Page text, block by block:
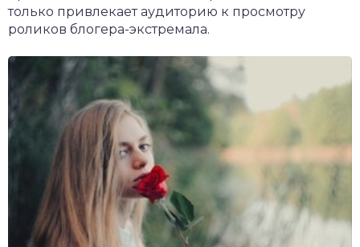
только привлекает аудиторию к просмотру
роликов блогера-экстремала.